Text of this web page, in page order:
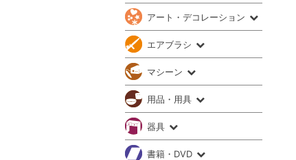
アート・デコレーション
エアブラシ
マシーン
用品・用具
器具
書籍・DVD